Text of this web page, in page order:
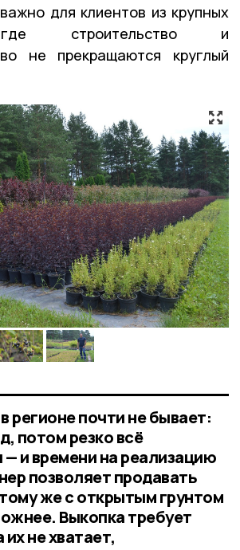
для клиентов из крупных
строительство и
не прекращаются круглый
регионе почти не бывает:
потом резко всё
— и времени на реализацию
позволяет продавать
же с открытым грунтом
Выкопка требует
их не хватает,